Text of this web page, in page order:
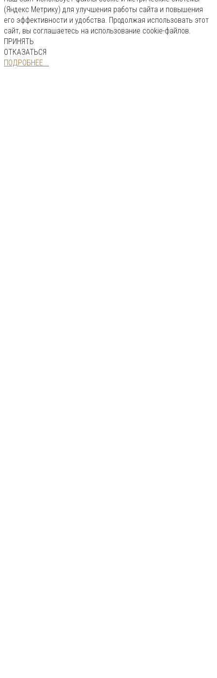
(Яндекс Метрику) для улучшения работы сайта и повышения
его эффективности и удобства. Продолжая использовать этот
сайт, вы соглашаетесь на использование cookie-файлов.
ПРИНЯТЬ
ОТКАЗАТЬСЯ
ПОДРОБНЕЕ...